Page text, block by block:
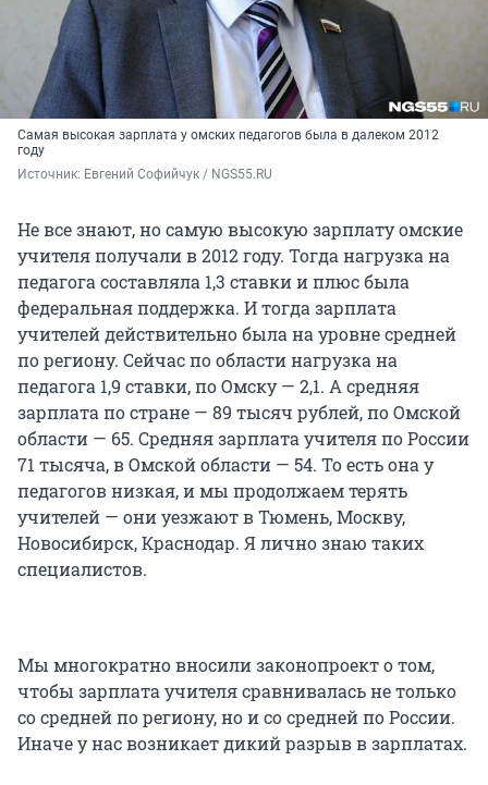
Самая высокая зарплата у омских педагогов была в далеком 2012
году
Источник: Евгений Софийчук / NGS55.RU
Не все знают, но самую высокую зарплату омские
учителя получали в 2012 году. Тогда нагрузка на
педагога составляла 1,3 ставки и плюс была
федеральная поддержка. И тогда зарплата
учителей действительно была на уровне средней
по региону. Сейчас по области нагрузка на
педагога 1,9 ставки, по Омску — 2,1. А средняя
зарплата по стране — 89 тысяч рублей, по Омской
области — 65. Средняя зарплата учителя по России
71 тысяча, в Омской области — 54. То есть она у
педагогов низкая, и мы продолжаем терять
учителей — они уезжают в Тюмень, Москву,
Новосибирск, Краснодар. Я лично знаю таких
специалистов.
Мы многократно вносили законопроект о том,
чтобы зарплата учителя сравнивалась не только
со средней по региону, но и со средней по России.
Иначе у нас возникает дикий разрыв в зарплатах.